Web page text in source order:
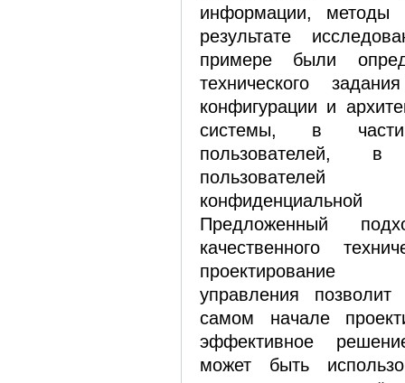
информации,
результате
примере были
технического
конфигурации и
системы, в
пользователей,
Предложенный
качественного
проектирование
управления
самом начале
эффективное
может быть